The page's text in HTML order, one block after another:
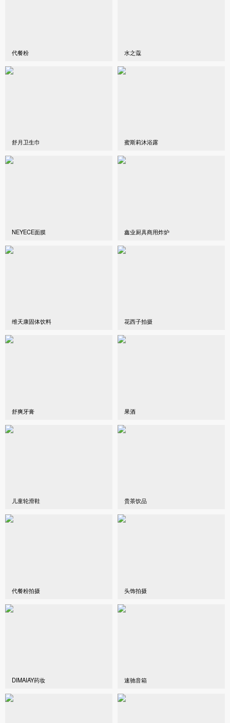
代餐粉 水之蔻
舒月卫生巾 蜜斯莉沐浴露
NEYECE面膜 鑫业厨具商用炸炉
维天康固体饮料 花西子拍摄
舒爽牙膏 果酒
儿童轮滑鞋 贵茶饮品
代餐粉拍摄 头饰拍摄
DIMAIAY药妆 速驰音箱